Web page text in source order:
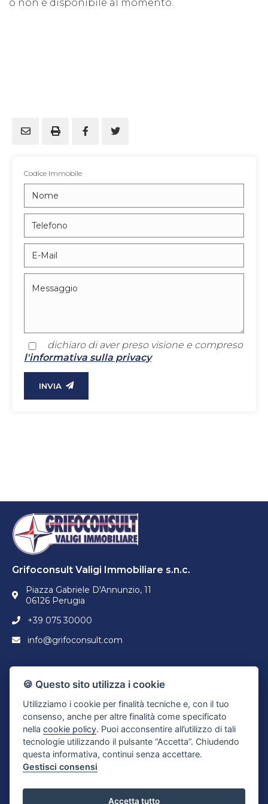
o non è disponibile al momento.
Codice Immobile
dichiaro di aver preso visione e compreso
l'informativa sulla privacy
INVIA
Grifoconsult Valigi Immobiliare s.n.c.
Piazza Gabriele D'Annunzio, 11
06126 Perugia
+39 075 30000
info@grifoconsult.com
Dove siamo
🍪 Questo sito utilizza i cookie
Utilizziamo i cookie per finalità tecniche e, con il tuo
consenso, anche per altre finalità come specificato
nellacookie policy. Puoi acconsentire all’utilizzo di tali
tecnologie utilizzando il pulsante “Accetta”. Chiudendo
questa informativa, continui senza accettare.
Gestisci consensi
Accetta tutto